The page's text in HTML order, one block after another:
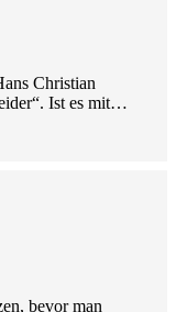
Christian
Ist es mit…
bevor man